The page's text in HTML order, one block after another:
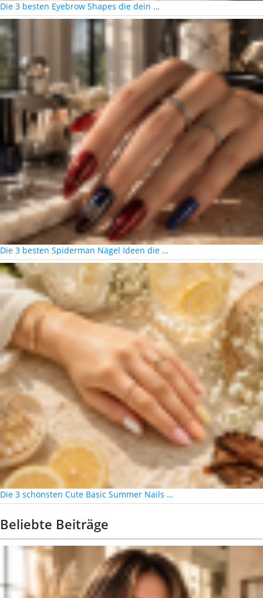
Die 3 besten Eyebrow Shapes die dein …
Die 3 besten Spiderman Nägel Ideen die …
Die 3 schönsten Cute Basic Summer Nails …
Beliebte Beiträge